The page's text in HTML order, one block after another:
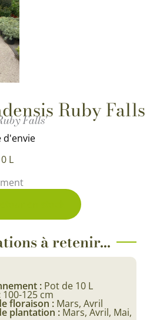
Ruby Falls
Falls'
d'envie
L
à retenir...
: Pot de 10 L
100-125 cm
floraison : Mars, Avril
plantation : Mars, Avril, Mai,